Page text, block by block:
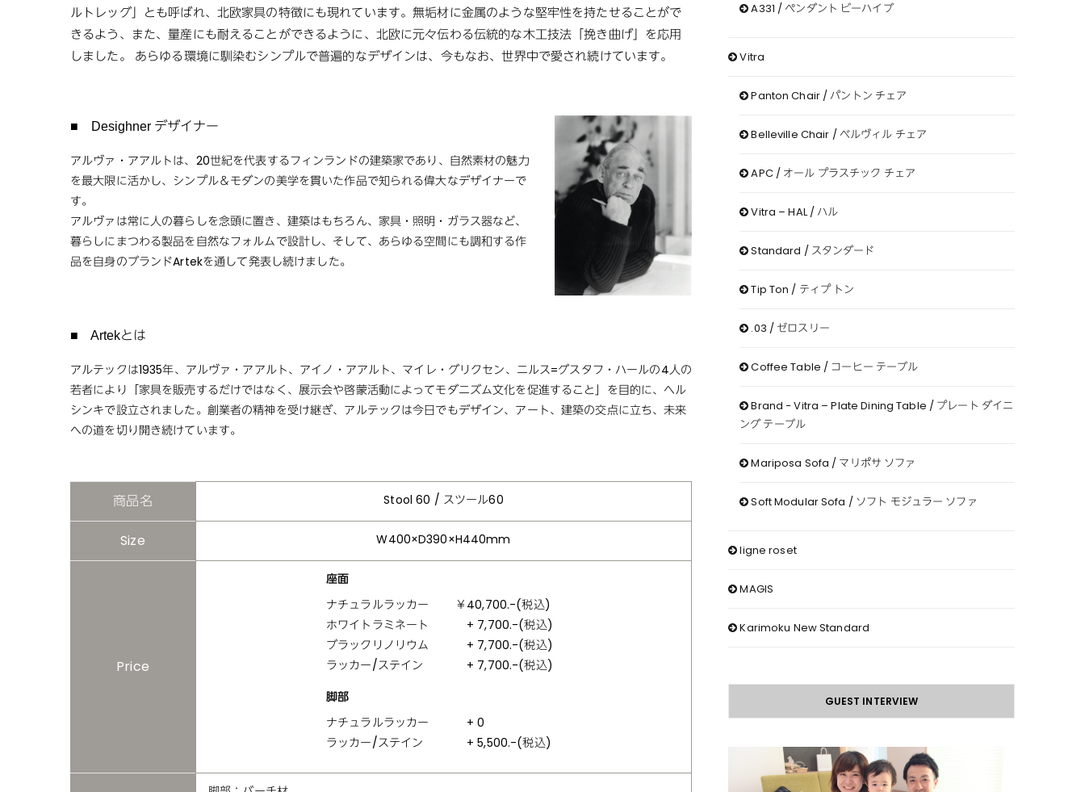
ルトレッグ」とも呼ばれ、北欧家具の特徴にも現れています。無垢材に金属のような堅牢性を持たせることがで
きるよう、また、量産にも耐えることができるように、北欧に元々伝わる伝統的な木工技法「挽き曲げ」を応用
しました。 あらゆる環境に馴染むシンプルで普遍的なデザインは、今もなお、世界中で愛され続けています。
■ Desighner デザイナー
アルヴァ・アアルトは、20世紀を代表するフィンランドの建築家であり、自然素材の魅力
を最大限に活かし、シンプル＆モダンの美学を貫いた作品で知られる偉大なデザイナーで
す。
アルヴァは常に人の暮らしを念頭に置き、建築はもちろん、家具・照明・ガラス器など、
暮らしにまつわる製品を自然なフォルムで設計し、そして、あらゆる空間にも調和する作
品を自身のブランドArtekを通して発表し続けました。
■ Artekとは
アルテックは1935年、アルヴァ・アアルト、アイノ・アアルト、マイレ・グリクセン、ニルス=グスタフ・ハールの4人の
若者により「家具を販売するだけではなく、展示会や啓蒙活動によってモダニズム文化を促進すること」を目的に、ヘル
シンキで設立されました。創業者の精神を受け継ぎ、アルテックは今日でもデザイン、アート、建築の交点に立ち、未来
への道を切り開き続けています。
商品名 Stool 60 / スツール60
Size W400×D390×H440mm
Price
座面
ナチュラルラッカー
￥40,700.-(税込)
ホワイトラミネート
+ 7,700.-(税込)
ブラックリノリウム
+ 7,700.-(税込)
ラッカー/ステイン
+ 7,700.-(税込)
脚部
ナチュラルラッカー
+ 0
ラッカー/ステイン
+ 5,500.-(税込)
A331 / ペンダント ビーハイブ
Vitra
Panton Chair / パントン チェア
Belleville Chair / ベルヴィル チェア
APC / オール プラスチック チェア
Vitra – HAL / ハル
Standard / スタンダード
Tip Ton / ティプ トン
.03 / ゼロスリー
Coffee Table / コーヒー テーブル
Brand − Vitra – Plate Dining Table / プレート ダイニ
ング テーブル
Mariposa Sofa / マリポサ ソファ
Soft Modular Sofa / ソフト モジュラー ソファ
ligne roset
MAGIS
Karimoku New Standard
GUEST INTERVIEW